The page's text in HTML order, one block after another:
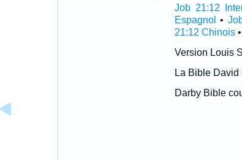
Job 21:12
Espagnol •
21:12 Chinois•
Version Louis
La Bible David
Darby Bible